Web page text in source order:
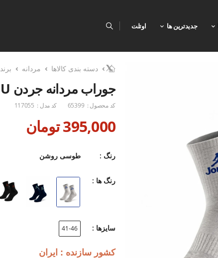
جدیدترین ها اوتلت
دسته بندی کالاها مردانه
جوراب مردانه جردن Zebra U
کد محصول : 65399 کد مدل : 117055
395,000 تومان
رنگ : طوسی روشن
رنگ ها :
سایزها : 41-46
کشور سازنده : ایران